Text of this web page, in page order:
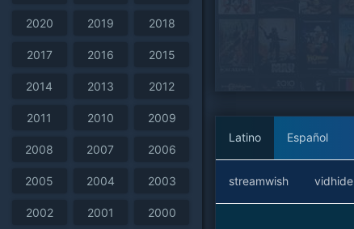
2020 2019 2018
2017 2016 2015
2014 2013 2012
2011 2010 2009
2008 2007 2006
2005 2004 2003
2002 2001 2000
Latino Español
streamwish vidhide